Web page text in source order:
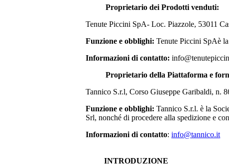
Proprietario dei Prodotti venduti:
Tenute Piccini SpA- Loc. Piazzole, 53011
Funzione e obblighi: Tenute Piccini SpAè
Informazioni di contatto:
Proprietario della Piattaforma e
Tannico S.r.l, Corso Giuseppe Garibaldi, n.
Funzione e obblighi:Tannico S.r.l. è la
Srl, nonché di procedere alla spedizione e
Informazioni di contatto:info@tannico.it
INTRODUZIONE